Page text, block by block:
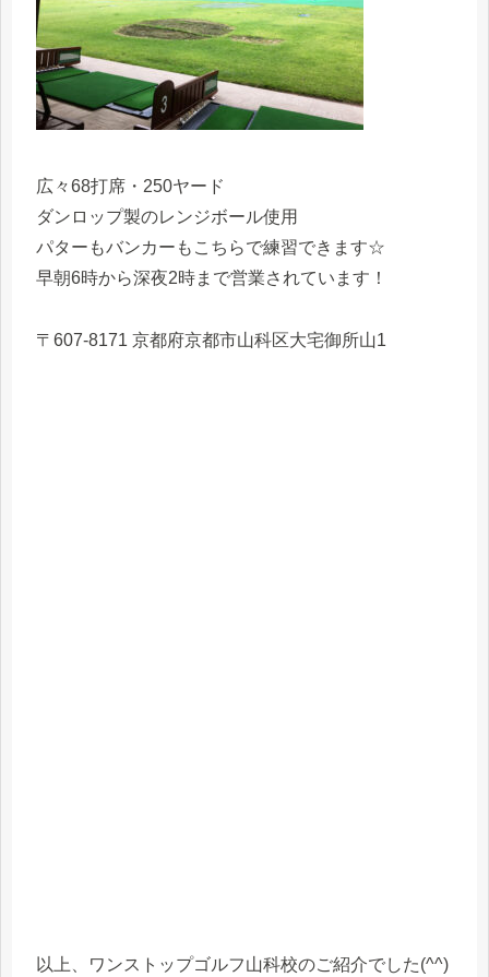
広々68打席・250ヤード
ダンロップ製のレンジボール使用
パターもバンカーもこちらで練習できます☆
早朝6時から深夜2時まで営業されています！
〒607-8171 京都府京都市山科区大宅御所山1
以上、ワンストップゴルフ山科校のご紹介でした(^^)